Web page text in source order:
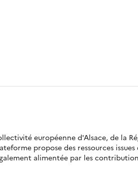
européenne d'Alsace, de la
propose des ressources
alimentée par les